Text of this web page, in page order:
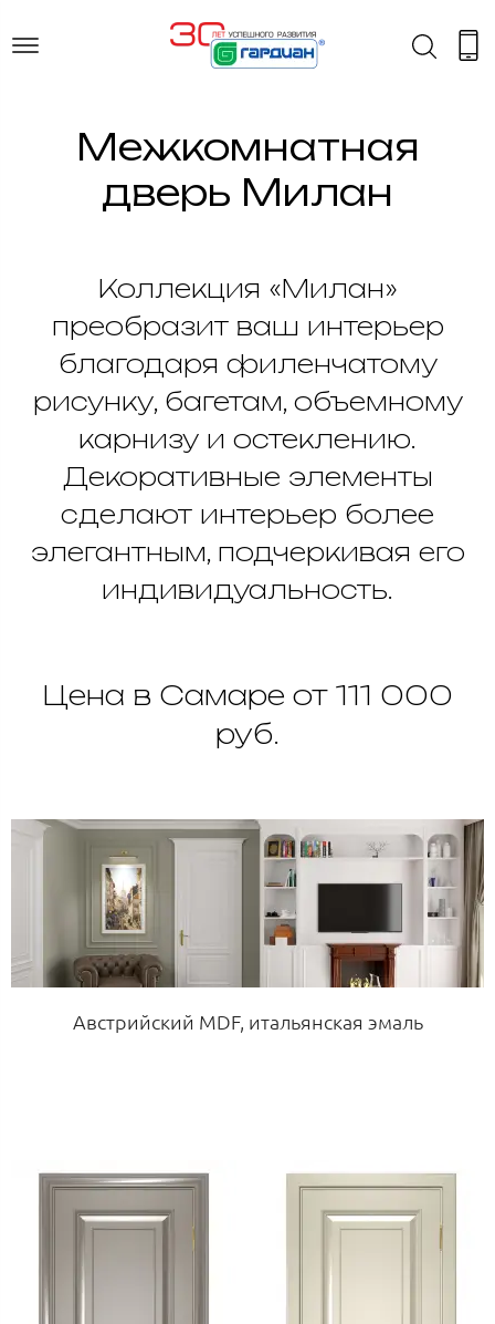
Межкомнатная
дверь Милан
Коллекция «Милан»
преобразит ваш интерьер
благодаря филенчатому
рисунку, багетам, объемному
карнизу и остеклению.
Декоративные элементы
сделают интерьер более
элегантным, подчеркивая его
индивидуальность.
Цена в Самаре от 111 000
руб.
Австрийский MDF, итальянская эмаль